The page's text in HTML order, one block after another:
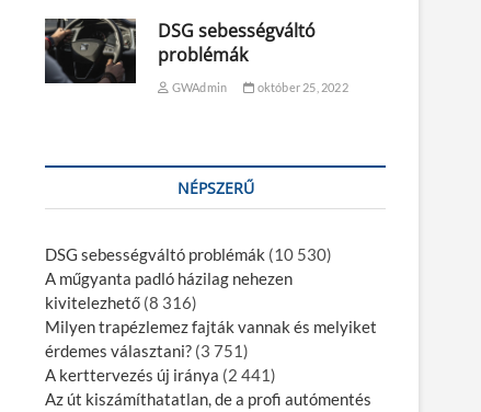
DSG sebességváltó
problémák
GWAdmin október 25, 2022
NÉPSZERŰ
DSG sebességváltó problémák (10 530)
A műgyanta padló házilag nehezen
kivitelezhető (8 316)
Milyen trapézlemez fajták vannak és melyiket
érdemes választani? (3 751)
A kerttervezés új iránya (2 441)
Az út kiszámíthatatlan, de a profi autómentés